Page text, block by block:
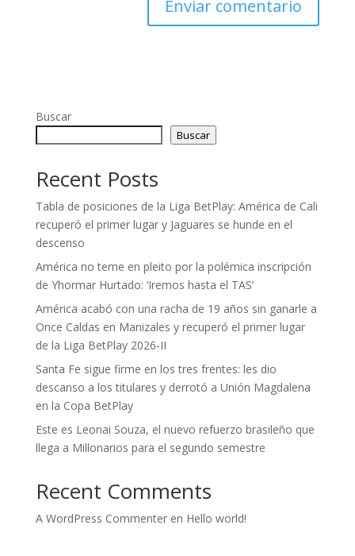
Buscar
Buscar
Recent Posts
Tabla de posiciones de la Liga BetPlay: América de Cali
recuperó el primer lugar y Jaguares se hunde en el
descenso
América no teme en pleito por la polémica inscripción
de Yhormar Hurtado: ‘Iremos hasta el TAS’
América acabó con una racha de 19 años sin ganarle a
Once Caldas en Manizales y recuperó el primer lugar
de la Liga BetPlay 2026-II
Santa Fe sigue firme en los tres frentes: les dio
descanso a los titulares y derrotó a Unión Magdalena
en la Copa BetPlay
Este es Leonai Souza, el nuevo refuerzo brasileño que
llega a Millonarios para el segundo semestre
Recent Comments
A WordPress Commenteren Hello world!